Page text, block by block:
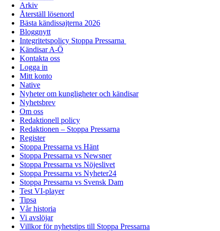
Arkiv
Återställ lösenord
Bästa kändissajterna 2026
Bloggnytt
Integritetspolicy Stoppa Pressarna
Kändisar A-Ö
Kontakta oss
Logga in
Mitt konto
Native
Nyheter om kungligheter och kändisar
Nyhetsbrev
Om oss
Redaktionell policy
Redaktionen – Stoppa Pressarna
Register
Stoppa Pressarna vs Hänt
Stoppa Pressarna vs Newsner
Stoppa Pressarna vs Nöjeslivet
Stoppa Pressarna vs Nyheter24
Stoppa Pressarna vs Svensk Dam
Test VI-player
Tipsa
Vår historia
Vi avslöjar
Villkor för nyhetstips till Stoppa Pressarna